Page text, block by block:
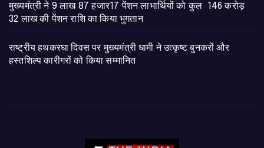
मुख्यमंत्री ने 9 लाख 87 हजार17 पेंशन लाभार्थियों को कुल 146 करोड़
32 लाख की पेंशन राशि का किया भुगतान
राष्ट्रीय हथकरघा दिवस पर मुख्यमंत्री धामी ने उत्कृष्ट बुनकरों और
हस्तशिल्प कारीगरों को किया सम्मानित